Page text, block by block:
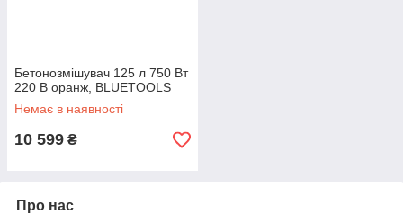
Бетонозмішувач 125 л 750 Вт
220 В оранж, BLUETOOLS
Немає в наявності
10 599 ₴
Про нас